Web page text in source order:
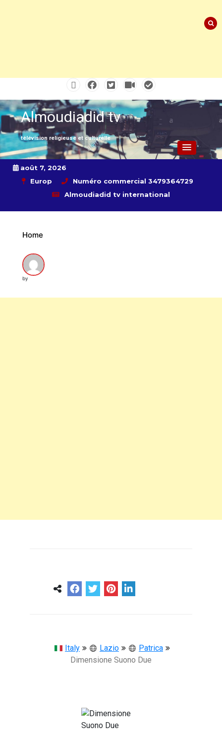
content
Almoudiadid tv
télévision religieuse et culturelle
août 7, 2026
Europ
Numéro commercial 3479364729
Almoudiadid tv international
Home
by
Italy Lazio
Patrica
Dimensione Suono Due